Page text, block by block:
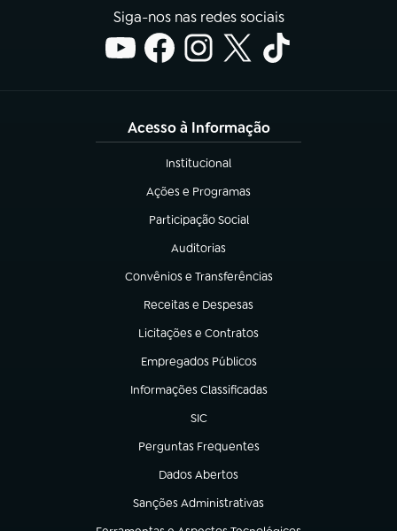
Siga-nos nas redes sociais
Acesso à Informação
Institucional
(abre em nova aba)
Ações e Programas
(abre em nova aba)
Participação Social
(abre em nova aba)
Auditorias
(abre em nova aba)
Convênios e Transferências
(abre em nova aba)
Receitas e Despesas
(abre em nova aba)
Licitações e Contratos
(abre em nova aba)
Empregados Públicos
(abre em nova aba)
Informações Classificadas
(abre em nova aba)
SIC
(abre em nova aba)
Perguntas Frequentes
(abre em nova aba)
Dados Abertos
(abre em nova aba)
Sanções Administrativas
(abre em nova aba)